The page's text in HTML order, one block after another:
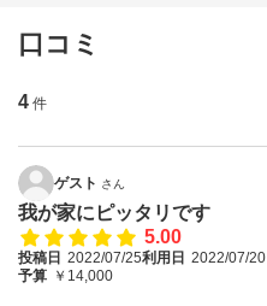
口コミ
4 件
ゲスト さん
我が家にピッタリです
5.00
投稿日 2022/07/25利用日 2022/07/20
予算 ￥14,000